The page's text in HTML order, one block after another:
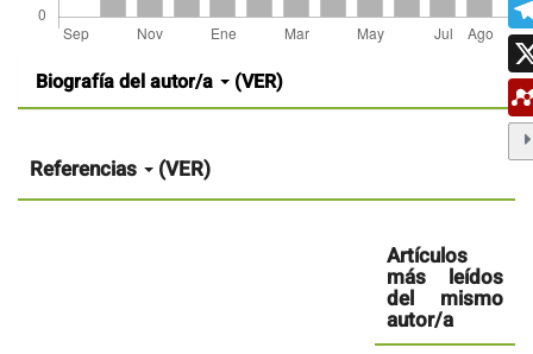
Detalles
del
artículo
Biografía del autor/a (VER)
Referencias (VER)
Artículos
más leídos
del mismo
autor/a